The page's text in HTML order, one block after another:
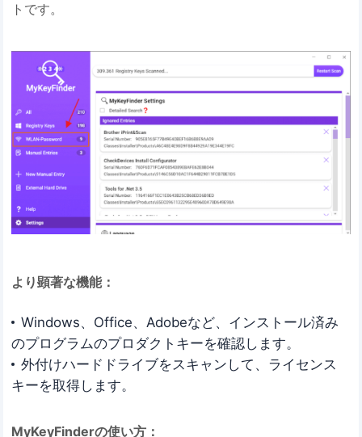
トです。
より顕著な機能：
Windows、Office、Adobeなど、インストール済み
のプログラムのプロダクトキーを確認します。
外付けハードドライブをスキャンして、ライセンス
キーを取得します。
MyKeyFinderの使い方：